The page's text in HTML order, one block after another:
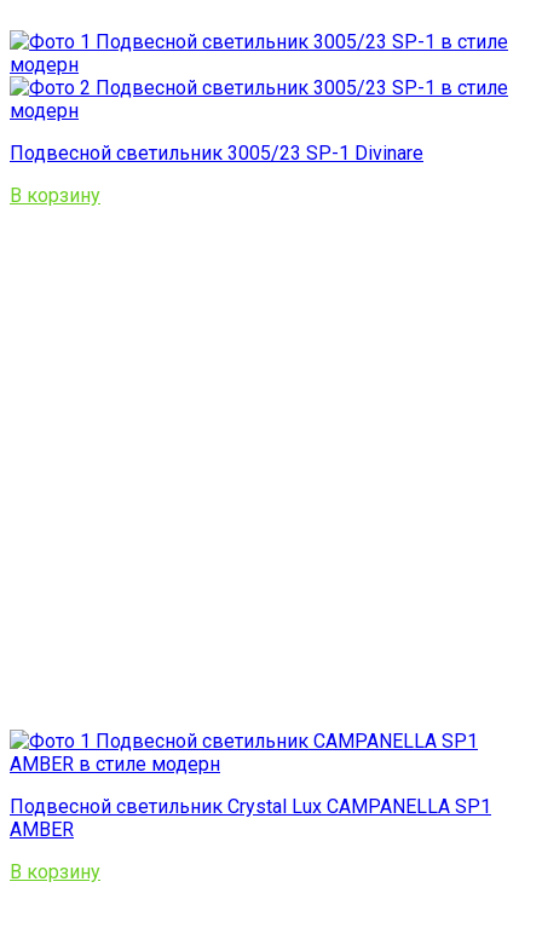
Подвесной светильник 3005/23 SP-1 Divinare
В корзину
Подвесной светильник Crystal Lux CAMPANELLA SP1
AMBER
В корзину